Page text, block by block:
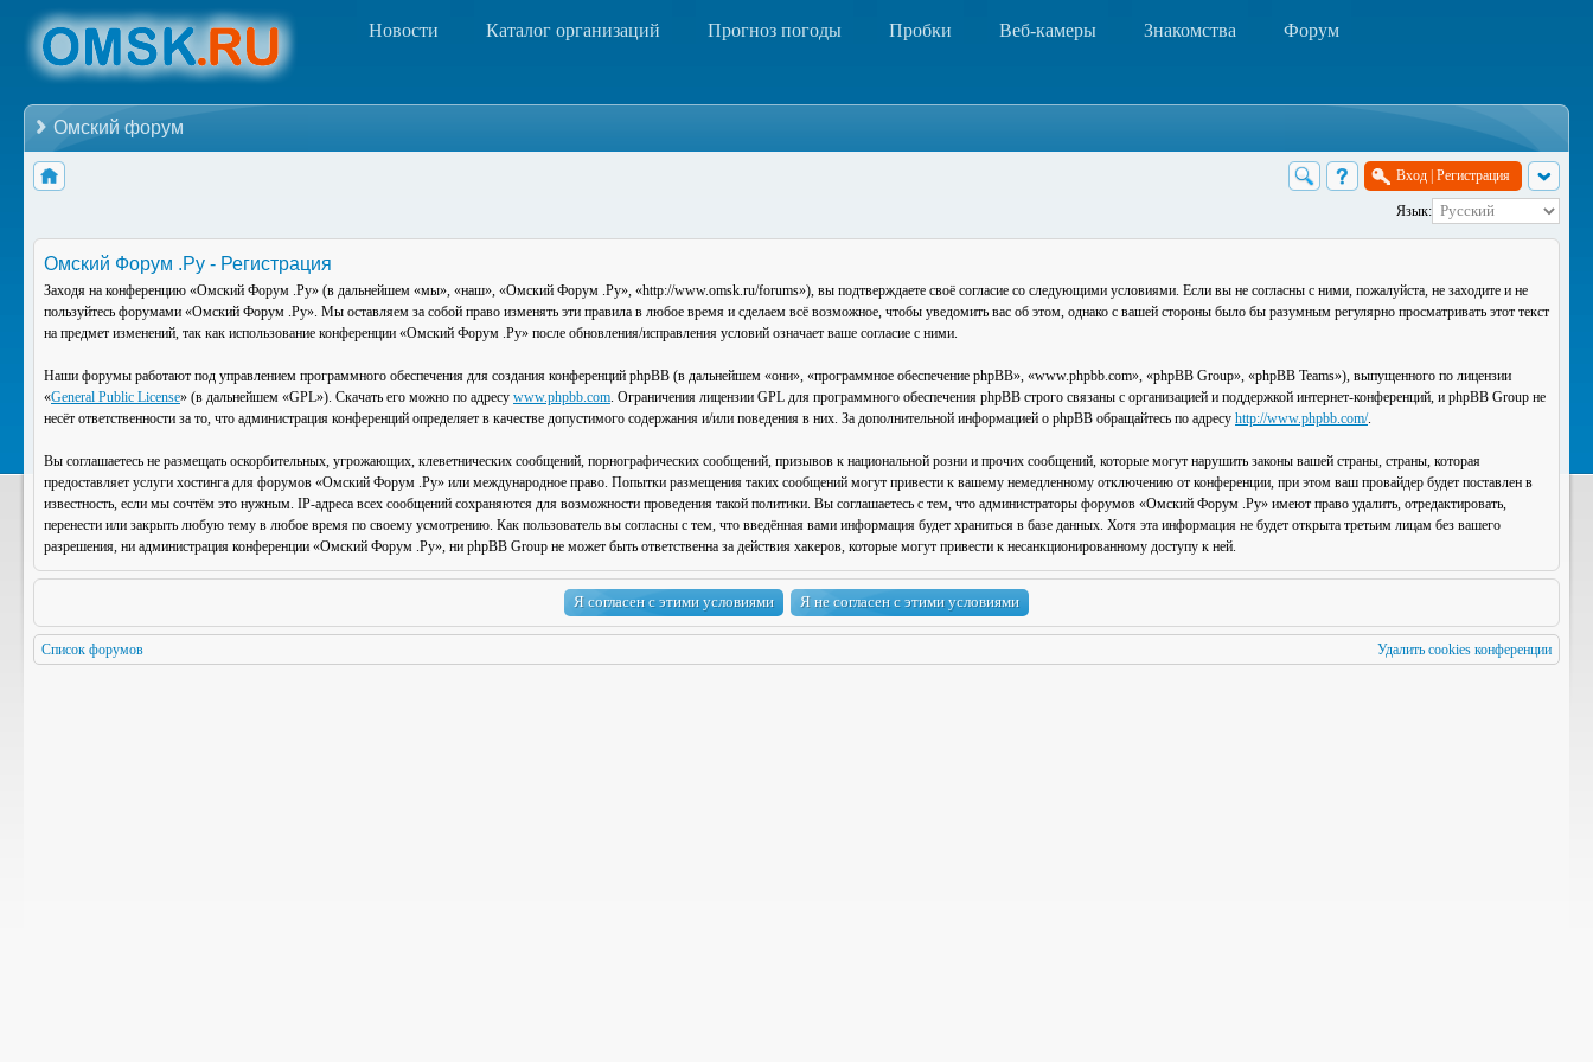
Новости Каталог организаций Прогноз погоды Пробки Веб-камеры Знакомства Форум
Омский форум
Вход Регистрация
Язык:
Омский Форум .Ру - Регистрация
Заходя на конференцию «Омский Форум .Ру» (в дальнейшем «мы», «наш», «Омский Форум .Ру», «http://www.omsk.ru/forums»), вы подтверждаете своё согласие со следующими условиями. Если вы не согласны с ними, пожалуйста, не заходите и не
пользуйтесь форумами «Омский Форум .Ру». Мы оставляем за собой право изменять эти правила в любое время и сделаем всё возможное, чтобы уведомить вас об этом, однако с вашей стороны было бы разумным регулярно просматривать этот текст
на предмет изменений, так как использование конференции «Омский Форум .Ру» после обновления/исправления условий означает ваше согласие с ними.
Наши форумы работают под управлением программного обеспечения для создания конференций phpBB (в дальнейшем «они», «программное обеспечение phpBB», «www.phpbb.com», «phpBB Group», «phpBB Teams»), выпущенного по лицензии
«General Public License» (в дальнейшем «GPL»). Скачать его можно по адресу www.phpbb.com. Ограничения лицензии GPL для программного обеспечения phpBB строго связаны с организацией и поддержкой интернет-конференций, и phpBB Group не
несёт ответственности за то, что администрация конференций определяет в качестве допустимого содержания и/или поведения в них. За дополнительной информацией о phpBB обращайтесь по адресу http://www.phpbb.com/.
Вы соглашаетесь не размещать оскорбительных, угрожающих, клеветнических сообщений, порнографических сообщений, призывов к национальной розни и прочих сообщений, которые могут нарушить законы вашей страны, страны, которая
предоставляет услуги хостинга для форумов «Омский Форум .Ру» или международное право. Попытки размещения таких сообщений могут привести к вашему немедленному отключению от конференции, при этом ваш провайдер будет поставлен в
известность, если мы сочтём это нужным. IP-адреса всех сообщений сохраняются для возможности проведения такой политики. Вы соглашаетесь с тем, что администраторы форумов «Омский Форум .Ру» имеют право удалить, отредактировать,
перенести или закрыть любую тему в любое время по своему усмотрению. Как пользователь вы согласны с тем, что введённая вами информация будет храниться в базе данных. Хотя эта информация не будет открыта третьим лицам без вашего
разрешения, ни администрация конференции «Омский Форум .Ру», ни phpBB Group не может быть ответственна за действия хакеров, которые могут привести к несанкционированному доступу к ней.
Список форумов Удалить cookies конференции